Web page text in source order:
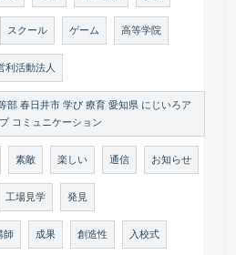
スクール ゲーム 高等学院
利活動法人
部 春日井市 学び 療育 愛知県 にじいろア
コミュニケーション
素敵 楽しい 通信 お知らせ
工場見学 発見
師 成果 創造性 入校式